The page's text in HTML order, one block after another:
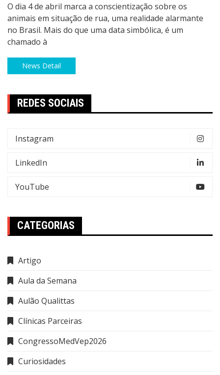
O dia 4 de abril marca a conscientização sobre os
animais em situação de rua, uma realidade alarmante
no Brasil. Mais do que uma data simbólica, é um
chamado à
News Detail
REDES SOCIAIS
Instagram
LinkedIn
YouTube
CATEGORIAS
Artigo
Aula da Semana
Aulão Qualittas
Clínicas Parceiras
CongressoMedVep2026
Curiosidades